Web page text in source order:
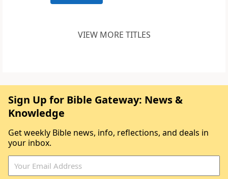
VIEW MORE TITLES
Sign Up for Bible Gateway: News &
Knowledge
Get weekly Bible news, info, reflections, and deals in
your inbox.